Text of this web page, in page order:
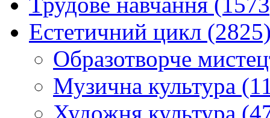
Естетичний цикл
Образотворче
Музична культура